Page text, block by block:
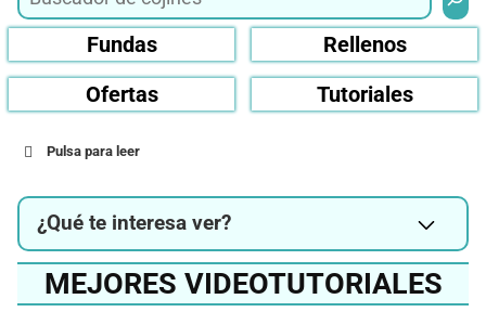
Fundas
Rellenos
Ofertas
Tutoriales
Pulsa para leer
¿Qué te interesa ver?
MEJORES VIDEOTUTORIALES